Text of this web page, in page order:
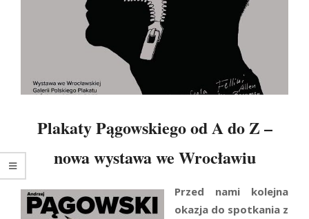
Plakaty Pągowskiego od A do Z –
nowa wystawa we Wrocławiu
Przed nami kolejna
okazja do spotkania z